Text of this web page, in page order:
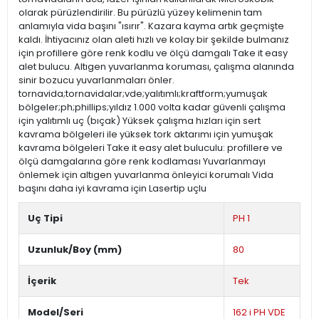
olarak pürüzlendirilir. Bu pürüzlü yüzey kelimenin tam
anlamıyla vida başını "ısırır". Kazara kayma artık geçmişte
kaldı. İhtiyacınız olan aleti hızlı ve kolay bir şekilde bulmanız
için profillere göre renk kodlu ve ölçü damgalı Take it easy
alet bulucu. Altıgen yuvarlanma koruması, çalışma alanında
sinir bozucu yuvarlanmaları önler.
tornavida;tornavidalar;vde;yalıtımlı;kraftform;yumuşak
bölgeler;ph;phillips;yıldız 1.000 volta kadar güvenli çalışma
için yalıtımlı uç (bıçak) Yüksek çalışma hızları için sert
kavrama bölgeleri ile yüksek tork aktarımı için yumuşak
kavrama bölgeleri Take it easy alet buluculu: profillere ve
ölçü damgalarına göre renk kodlaması Yuvarlanmayı
önlemek için altıgen yuvarlanma önleyici korumalı Vida
başını daha iyi kavrama için Lasertip uçlu
Uç Tipi PH 1
Uzunluk/Boy (mm) 80
İçerik Tek
Model/Seri 162 i PH VDE